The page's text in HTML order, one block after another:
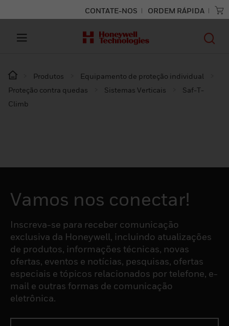
CONTATE-NOS ORDEM RÁPIDA
Produtos
Equipamento de proteção individual
Proteção contra quedas
Sistemas Verticais
Saf-T-
Climb
Vamos nos conectar!
Inscreva-se para receber comunicação
exclusiva da Honeywell, incluindo atualizações
de produtos, informações técnicas, novas
ofertas, eventos e notícias, pesquisas, ofertas
especiais e tópicos relacionados por telefone, e-
mail e outras formas de comunicação
eletrônica.